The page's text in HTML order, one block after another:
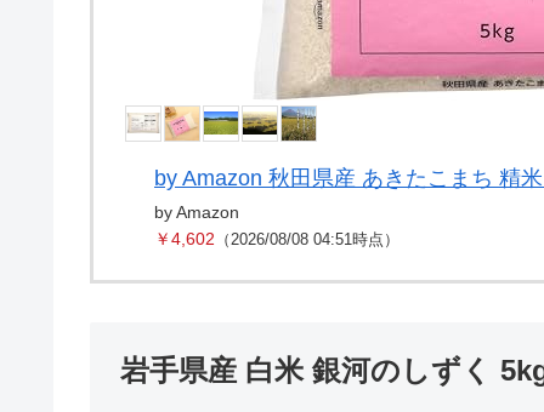
by Amazon 秋田県産 あきたこまち 精
by Amazon
￥4,602 （2026/08/08 04:51時点）
岩手県産 白米 銀河のしずく